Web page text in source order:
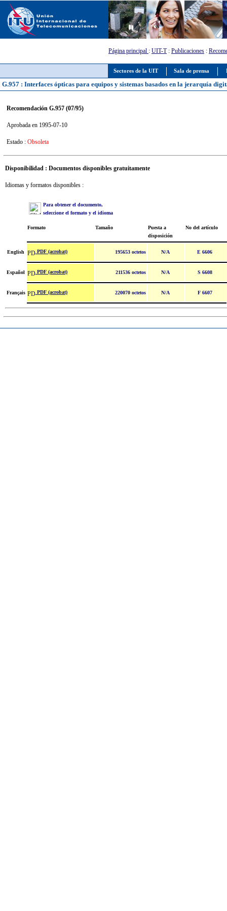
Sectores de la UIT Sala de prensa
Página principal : UIT-T: Publicaciones :
G.957 : Interfaces ópticas para equipos y sistemas basados en la jerarquía
Recomendación G.957 (07/95)
Aprobada en 1995-07-10
Estado : Obsoleta
Disponibilidad : Documentos disponibles gratuitamente
Idiomas y formatos disponibles :
Para obtener el documento,
seleccione el formato y el idioma
Formato Tamaño
Puesta a
disposición
No del artículo
English PDF (acrobat) 195653 octetos N/A E 6606
Español PDF (acrobat) 211536 octetos N/A S 6608
Français PDF (acrobat) 220070 octetos N/A F 6607